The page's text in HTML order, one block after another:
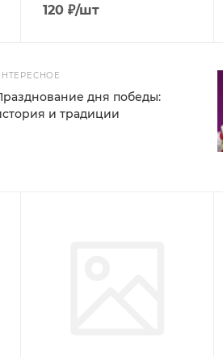
120₽/шт
дня победы:
и традиции